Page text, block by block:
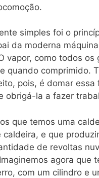
simples foi o
da moderna
vapor, como todos os
quando comprimido.
pois, é domar essa
obrigá-la a fazer
que temos uma
caldeira, e que
de revoltas
agora que
com um cilindro e